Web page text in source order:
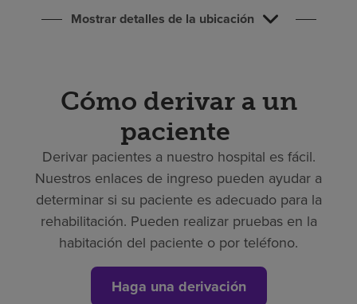
Mostrar detalles de la ubicación
Cómo derivar a un
paciente
Derivar pacientes a nuestro hospital es fácil.
Nuestros enlaces de ingreso pueden ayudar a
determinar si su paciente es adecuado para la
rehabilitación. Pueden realizar pruebas en la
habitación del paciente o por teléfono.
Haga una derivación